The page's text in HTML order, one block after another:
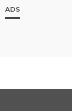
ADS